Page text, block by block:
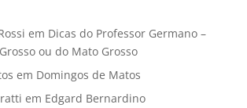
em Dicas do Professor Germano –
ou do Mato Grosso
em Domingos de Matos
em Edgard Bernardino